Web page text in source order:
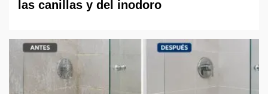
las canillas y del inodoro